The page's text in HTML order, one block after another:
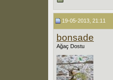
19-05-2013, 21:11
bonsade
Ağaç Dostu